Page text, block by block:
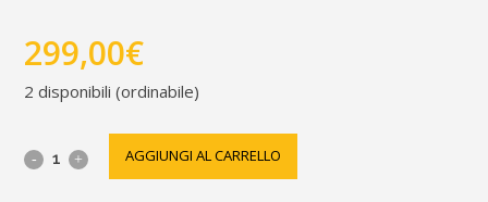
299,00€
2 disponibili (ordinabile)
Icona
AGGIUNGI AL CARRELLO